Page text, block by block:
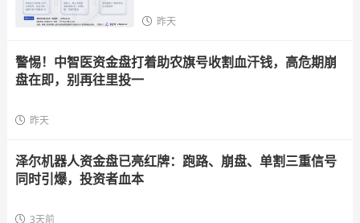
昨天
警惕！中智医资金盘打着助农旗号收割血汗钱，高危期崩
盘在即，别再往里投一
昨天
泽尔机器人资金盘已亮红牌：跑路、崩盘、单割三重信号
同时引爆，投资者血本
3天前